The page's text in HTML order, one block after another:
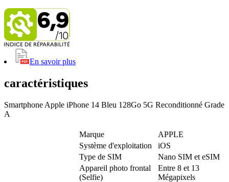
En savoir plus
caractéristiques
Smartphone Apple iPhone 14 Bleu 128Go 5G Reconditionné Grade
A
Marque
APPLE
Système d'exploitation
iOS
Type de SIM
Nano SIM et eSIM
Appareil photo frontal
(Selfie)
Entre 8 et 13
Mégapixels